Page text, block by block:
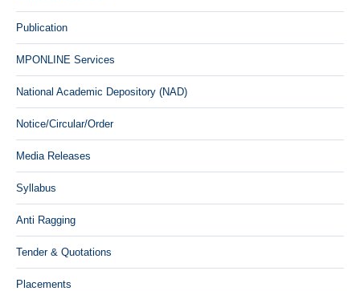
Publication
MPONLINE Services
National Academic Depository (NAD)
Notice/Circular/Order
Media Releases
Syllabus
Anti Ragging
Tender & Quotations
Placements